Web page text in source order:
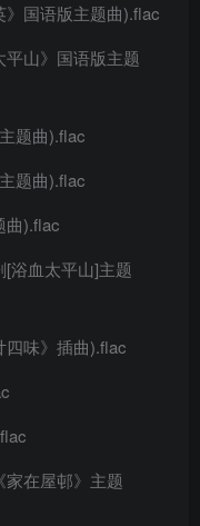
国语版主题曲).flac
山》国语版主题
题曲).flac
题曲).flac
曲).flac
浴血太平山]主题
味》插曲).flac
在屋邨》主题